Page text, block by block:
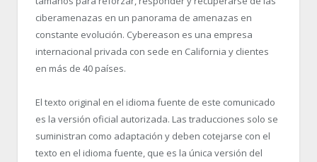
ciberamenazas en un panorama de amenazas en
constante evolución. Cybereason es una empresa
internacional privada con sede en California y clientes
en más de 40 países.
El texto original en el idioma fuente de este comunicado
es la versión oficial autorizada. Las traducciones solo se
suministran como adaptación y deben cotejarse con el
texto en el idioma fuente, que es la única versión del